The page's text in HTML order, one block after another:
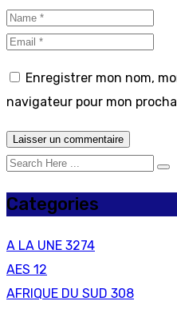
Enregistrer mon nom,
navigateur pour mon
Categories
A LA UNE 3274
AES 12
AFRIQUE DU SUD 308